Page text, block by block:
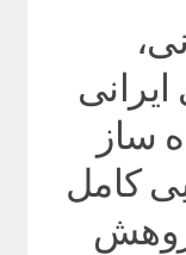
ساز
کامل
پژوهش